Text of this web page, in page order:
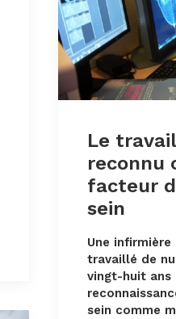
Le
reconnu
facteur
sein
Une
travaillé de
vingt-huit ans
sein comme